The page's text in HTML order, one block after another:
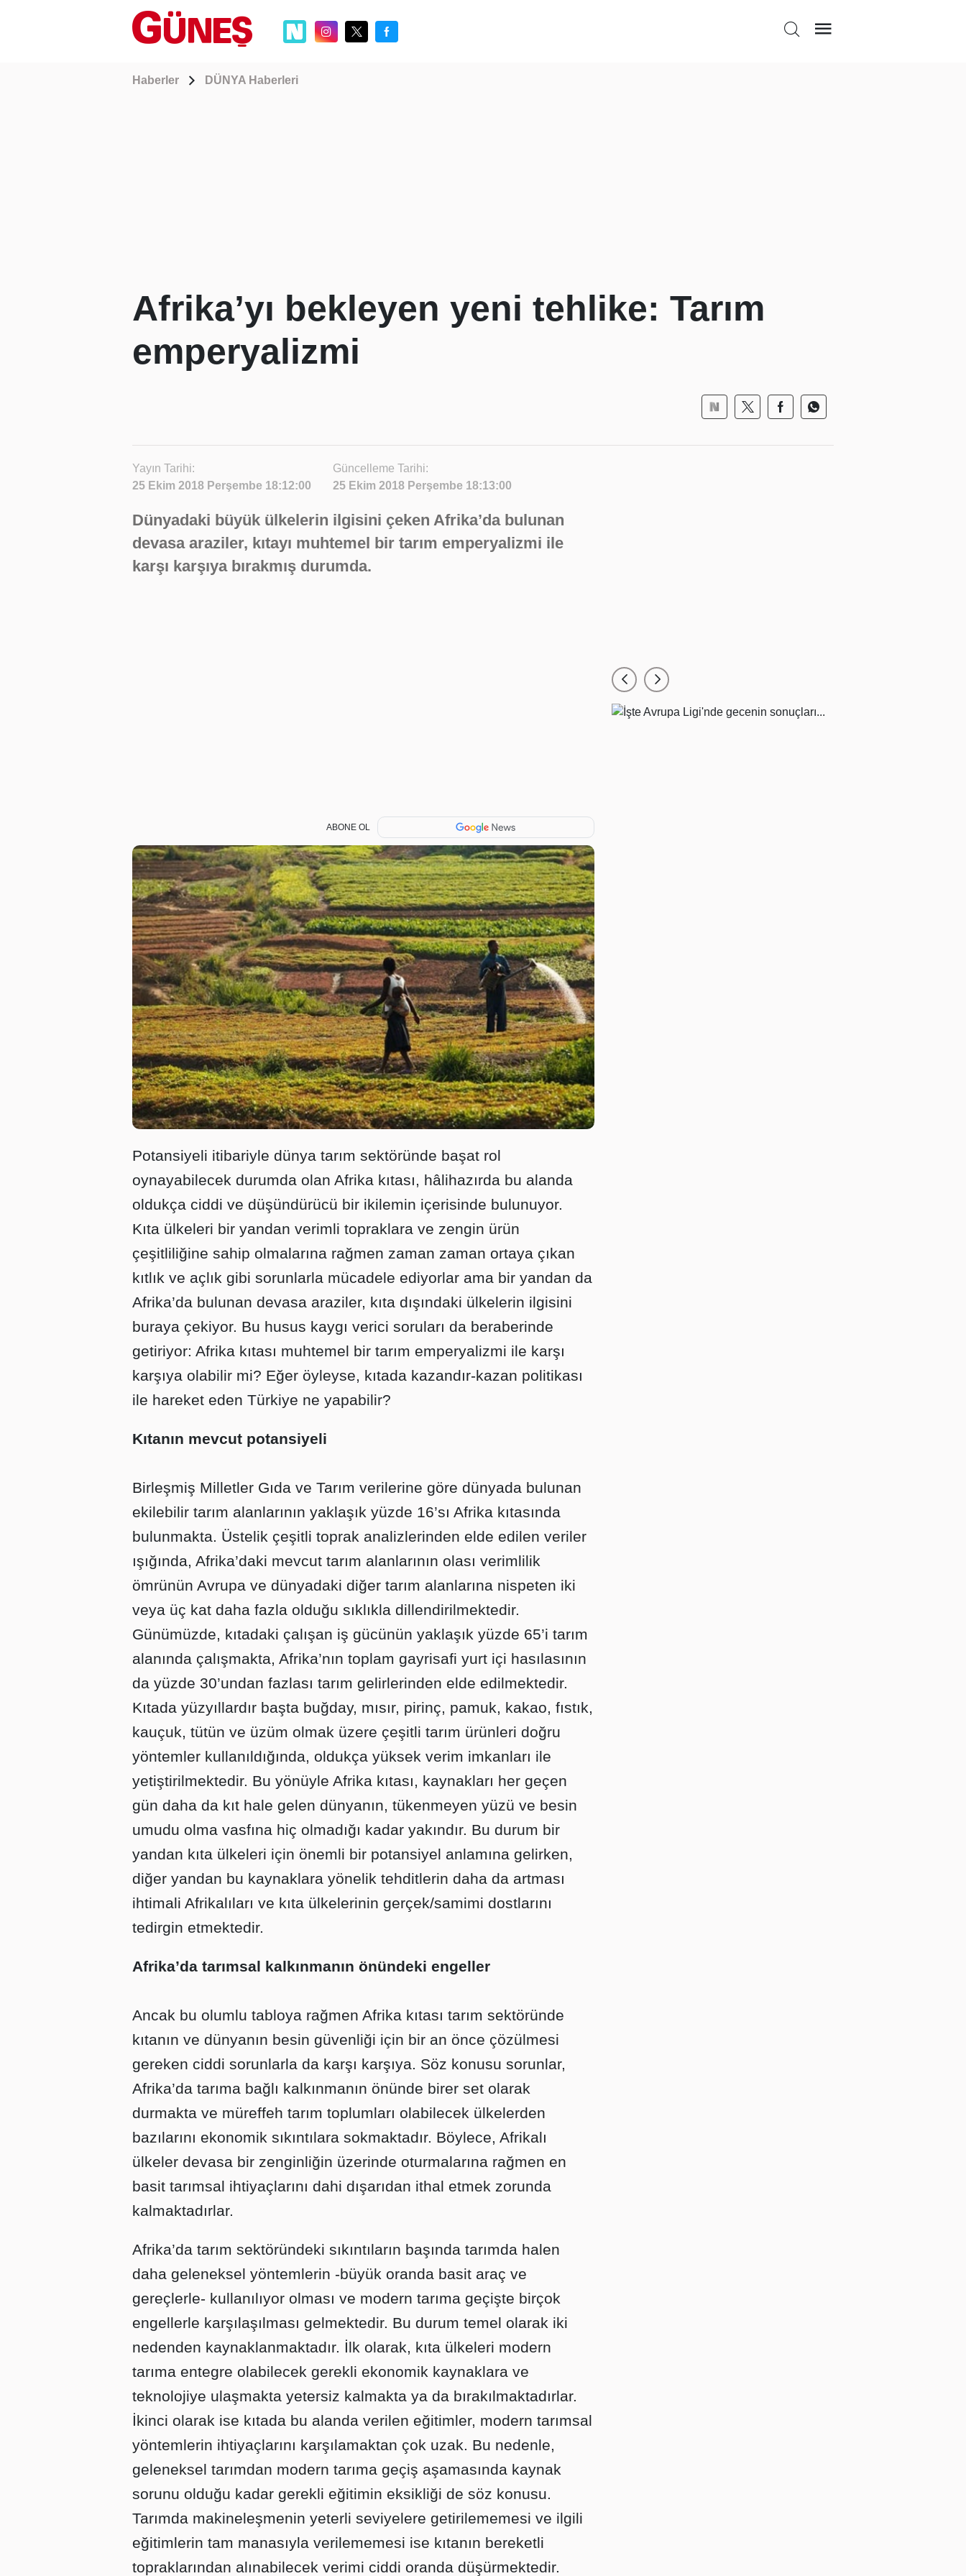
Haberler DÜNYA Haberleri
Afrika’yı bekleyen yeni tehlike: Tarım
emperyalizmi
Yayın Tarihi:
25 Ekim 2018 Perşembe 18:12:00
Güncelleme Tarihi:
25 Ekim 2018 Perşembe 18:13:00
Dünyadaki büyük ülkelerin ilgisini çeken Afrika’da bulunan
devasa araziler, kıtayı muhtemel bir tarım emperyalizmi ile
karşı karşıya bırakmış durumda.
ABONE OL
Potansiyeli itibariyle dünya tarım sektöründe başat rol
oynayabilecek durumda olan Afrika kıtası, hâlihazırda bu alanda
oldukça ciddi ve düşündürücü bir ikilemin içerisinde bulunuyor.
Kıta ülkeleri bir yandan verimli topraklara ve zengin ürün
çeşitliliğine sahip olmalarına rağmen zaman zaman ortaya çıkan
kıtlık ve açlık gibi sorunlarla mücadele ediyorlar ama bir yandan da
Afrika’da bulunan devasa araziler, kıta dışındaki ülkelerin ilgisini
buraya çekiyor. Bu husus kaygı verici soruları da beraberinde
getiriyor: Afrika kıtası muhtemel bir tarım emperyalizmi ile karşı
karşıya olabilir mi? Eğer öyleyse, kıtada kazandır-kazan politikası
ile hareket eden Türkiye ne yapabilir?
Kıtanın mevcut potansiyeli
Birleşmiş Milletler Gıda ve Tarım verilerine göre dünyada bulunan
ekilebilir tarım alanlarının yaklaşık yüzde 16’sı Afrika kıtasında
bulunmakta. Üstelik çeşitli toprak analizlerinden elde edilen veriler
ışığında, Afrika’daki mevcut tarım alanlarının olası verimlilik
ömrünün Avrupa ve dünyadaki diğer tarım alanlarına nispeten iki
veya üç kat daha fazla olduğu sıklıkla dillendirilmektedir.
Günümüzde, kıtadaki çalışan iş gücünün yaklaşık yüzde 65’i tarım
alanında çalışmakta, Afrika’nın toplam gayrisafi yurt içi hasılasının
da yüzde 30’undan fazlası tarım gelirlerinden elde edilmektedir.
Kıtada yüzyıllardır başta buğday, mısır, pirinç, pamuk, kakao, fıstık,
kauçuk, tütün ve üzüm olmak üzere çeşitli tarım ürünleri doğru
yöntemler kullanıldığında, oldukça yüksek verim imkanları ile
yetiştirilmektedir. Bu yönüyle Afrika kıtası, kaynakları her geçen
gün daha da kıt hale gelen dünyanın, tükenmeyen yüzü ve besin
umudu olma vasfına hiç olmadığı kadar yakındır. Bu durum bir
yandan kıta ülkeleri için önemli bir potansiyel anlamına gelirken,
diğer yandan bu kaynaklara yönelik tehditlerin daha da artması
ihtimali Afrikalıları ve kıta ülkelerinin gerçek/samimi dostlarını
tedirgin etmektedir.
Afrika’da tarımsal kalkınmanın önündeki engeller
Ancak bu olumlu tabloya rağmen Afrika kıtası tarım sektöründe
kıtanın ve dünyanın besin güvenliği için bir an önce çözülmesi
gereken ciddi sorunlarla da karşı karşıya. Söz konusu sorunlar,
Afrika’da tarıma bağlı kalkınmanın önünde birer set olarak
durmakta ve müreffeh tarım toplumları olabilecek ülkelerden
bazılarını ekonomik sıkıntılara sokmaktadır. Böylece, Afrikalı
ülkeler devasa bir zenginliğin üzerinde oturmalarına rağmen en
basit tarımsal ihtiyaçlarını dahi dışarıdan ithal etmek zorunda
kalmaktadırlar.
Afrika’da tarım sektöründeki sıkıntıların başında tarımda halen
daha geleneksel yöntemlerin -büyük oranda basit araç ve
gereçlerle- kullanılıyor olması ve modern tarıma geçişte birçok
engellerle karşılaşılması gelmektedir. Bu durum temel olarak iki
nedenden kaynaklanmaktadır. İlk olarak, kıta ülkeleri modern
tarıma entegre olabilecek gerekli ekonomik kaynaklara ve
teknolojiye ulaşmakta yetersiz kalmakta ya da bırakılmaktadırlar.
İkinci olarak ise kıtada bu alanda verilen eğitimler, modern tarımsal
yöntemlerin ihtiyaçlarını karşılamaktan çok uzak. Bu nedenle,
geleneksel tarımdan modern tarıma geçiş aşamasında kaynak
sorunu olduğu kadar gerekli eğitimin eksikliği de söz konusu.
Tarımda makineleşmenin yeterli seviyelere getirilememesi ve ilgili
eğitimlerin tam manasıyla verilememesi ise kıtanın bereketli
topraklarından alınabilecek verimi ciddi oranda düşürmektedir.